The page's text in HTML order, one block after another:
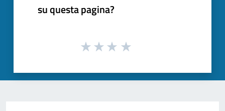
su questa pagina?